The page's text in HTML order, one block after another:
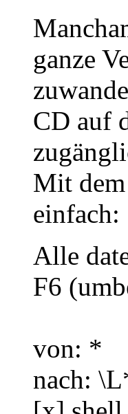
ganze
CD auf
Mit
einfach:
Alle
F6
von: *
nach: